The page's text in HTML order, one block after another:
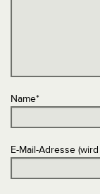
Name*
E-Mail-Adresse